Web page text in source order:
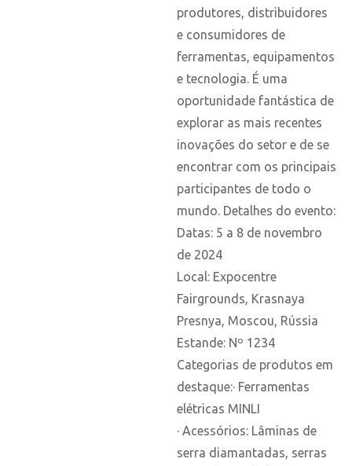
produtores, distribuidores
e consumidores de
ferramentas, equipamentos
e tecnologia. É uma
oportunidade fantástica de
explorar as mais recentes
inovações do setor e de se
encontrar com os principais
participantes de todo o
mundo. Detalhes do evento:
Datas: 5 a 8 de novembro
de 2024
Local: Expocentre
Fairgrounds, Krasnaya
Presnya, Moscou, Rússia
Estande: Nº 1234
Categorias de produtos em
destaque:· Ferramentas
elétricas MINLI
· Acessórios: Lâminas de
serra diamantadas, serras